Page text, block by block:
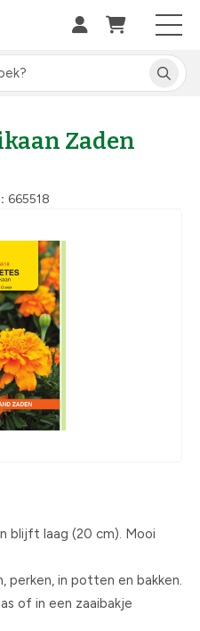
Zaden
665518
blijft laag (20 cm). Mooi
perken, in potten en bakken.
of in een zaaibakje